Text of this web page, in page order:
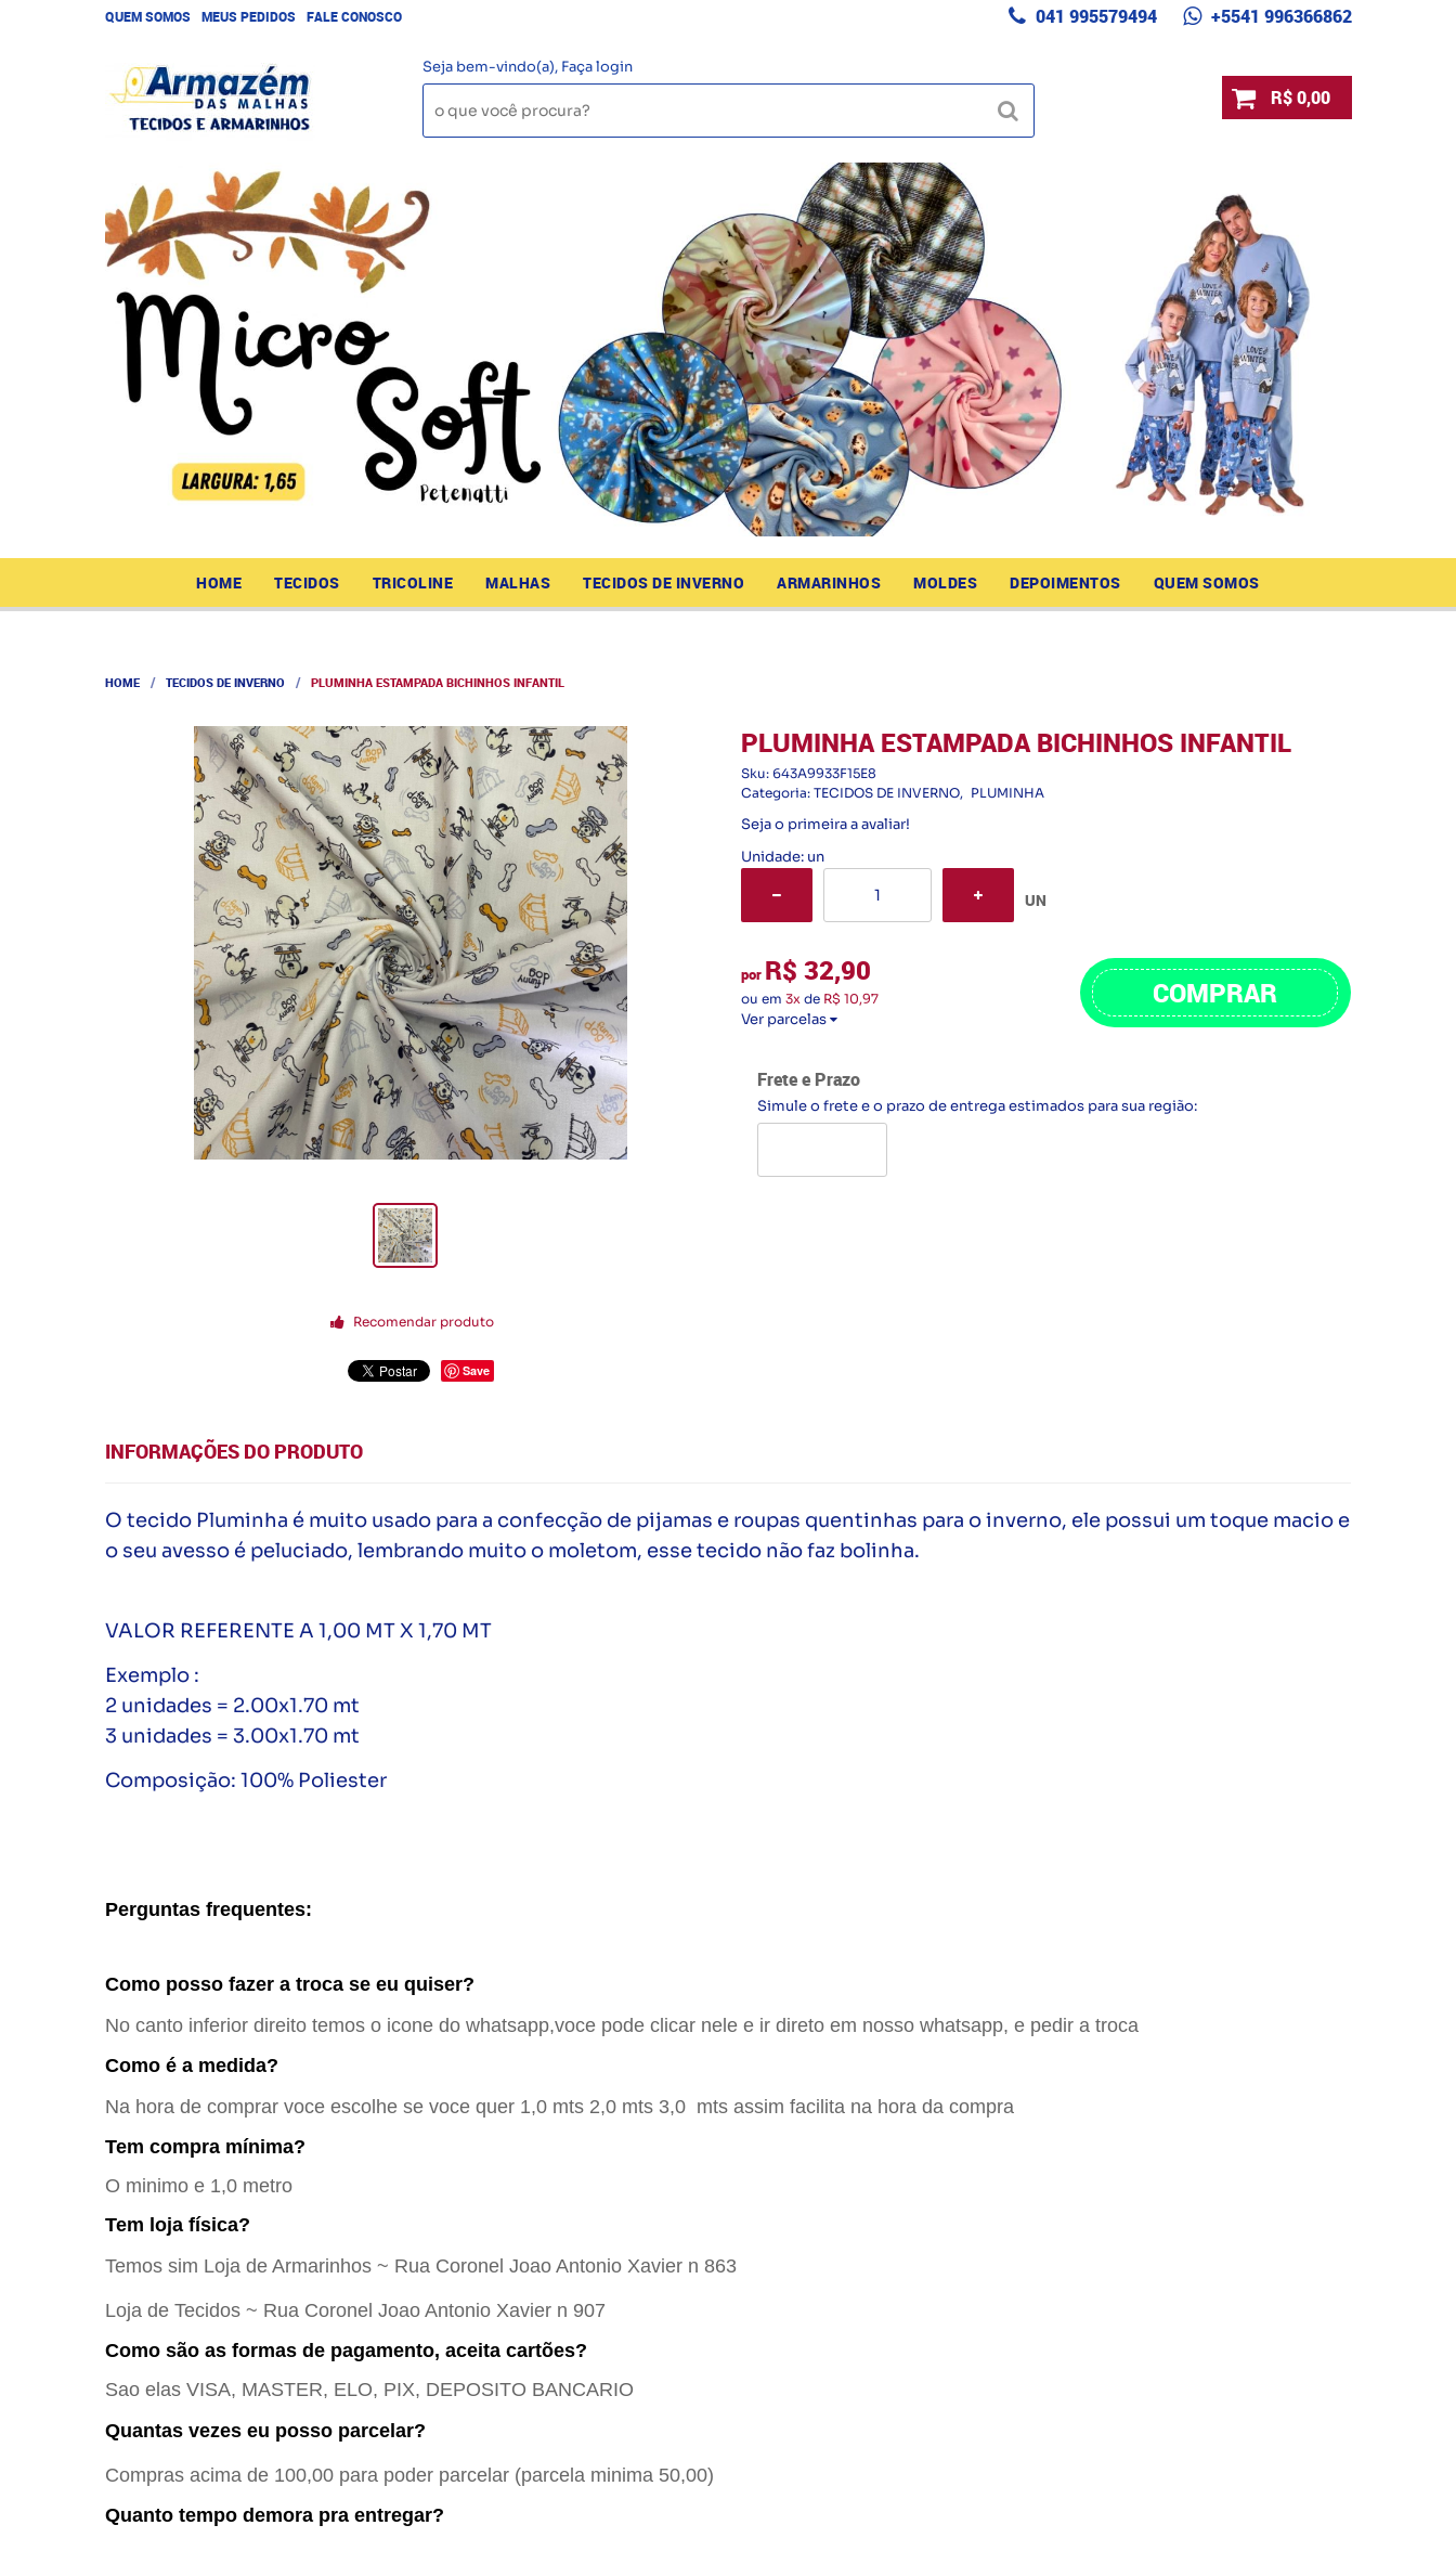
QUEM SOMOS MEUS PEDIDOS FALE CONOSCO 041 995579494 +5541 996366862
Seja bem-vindo(a), Faça login
R$ 0,00
HOME TECIDOS TRICOLINE MALHAS TECIDOS DE INVERNO ARMARINHOS MOLDES DEPOIMENTOS QUEM SOMOS
HOME TECIDOS DE INVERNO PLUMINHA ESTAMPADA BICHINHOS INFANTIL
Recomendar produto
Save
PLUMINHA ESTAMPADA BICHINHOS INFANTIL
Sku: 643A9933F15E8
Categoria: TECIDOS DE INVERNO PLUMINHA
Seja o primeira a avaliar!
Unidade: un
UN
por R$ 32,90
ou em 3xde R$ 10,97
Ver parcelas
COMPRAR
Frete e Prazo
Simule o frete e o prazo de entrega estimados para sua região:
INFORMAÇÕES DO PRODUTO
O tecido Pluminha é muito usado para a confecção de pijamas e roupas quentinhas para o inverno, ele possui um toque macio e
o seu avesso é peluciado, lembrando muito o moletom, esse tecido não faz bolinha.
VALOR REFERENTE A 1,00 MT X 1,70 MT
Exemplo :
2 unidades = 2.00x1.70 mt
3 unidades = 3.00x1.70 mt
Composição: 100% Poliester
Perguntas frequentes:
Como posso fazer a troca se eu quiser?
No canto inferior direito temos o icone do whatsapp,voce pode clicar nele e ir direto em nosso whatsapp, e pedir a troca
Como é a medida?
Na hora de comprar voce escolhe se voce quer 1,0 mts 2,0 mts 3,0 mts assim facilita na hora da compra
Tem compra mínima?
O minimo e 1,0 metro
Tem loja física?
Temos sim Loja de Armarinhos ~ Rua Coronel Joao Antonio Xavier n 863
Loja de Tecidos ~ Rua Coronel Joao Antonio Xavier n 907
Como são as formas de pagamento, aceita cartões?
Sao elas VISA, MASTER, ELO, PIX, DEPOSITO BANCARIO
Quantas vezes eu posso parcelar?
Compras acima de 100,00 para poder parcelar (parcela minima 50,00)
Quanto tempo demora pra entregar?